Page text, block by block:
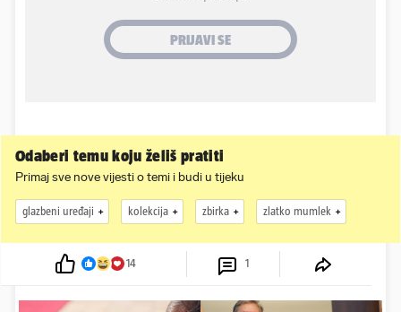
Odaberi temu koju želiš pratiti
Primaj sve nove vijesti o temi i budi u tijeku
glazbeni uređaji kolekcija zbirka zlatko mumlek
14 1